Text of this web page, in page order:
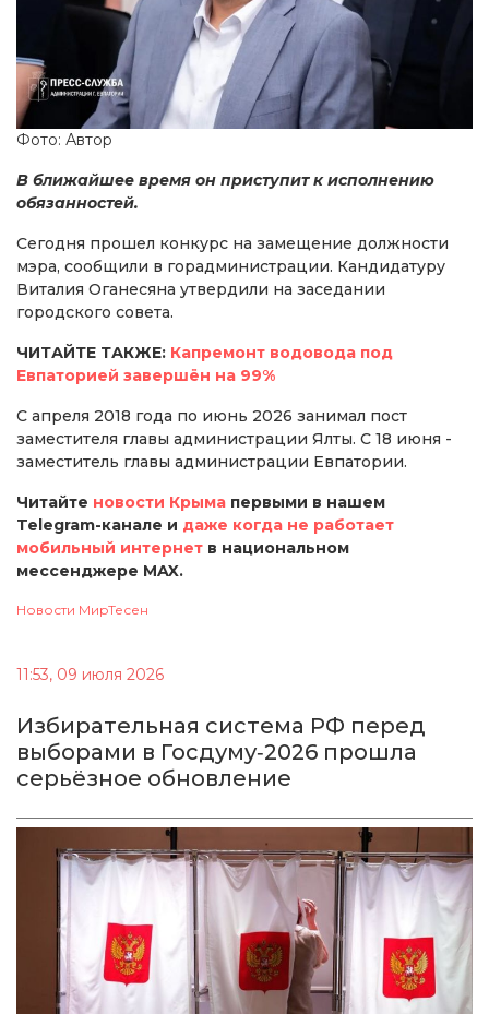
Фото: Автор
В ближайшее время он приступит к исполнению
обязанностей.
Сегодня прошел конкурс на замещение должности
мэра, сообщили в горадминистрации. Кандидатуру
Виталия Оганесяна утвердили на заседании
городского совета.
ЧИТАЙТЕ ТАКЖЕ: Капремонт водовода под
Евпаторией завершён на 99%
С апреля 2018 года по июнь 2026 занимал пост
заместителя главы администрации Ялты. С 18 июня -
заместитель главы администрации Евпатории.
Читайте новости Крыма первыми в нашем
Telegram-канале и даже когда не работает
мобильный интернет в национальном
мессенджере MAX.
Новости МирТесен
11:53, 09 июля 2026
Избирательная система РФ перед
выборами в Госдуму‑2026 прошла
серьёзное обновление